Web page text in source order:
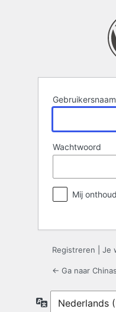
Wachtwoord
Mij
Registreren Je
← Ga naar
Taal